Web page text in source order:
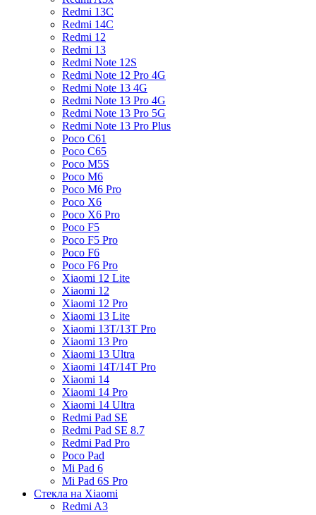
Redmi 13C
Redmi 14C
Redmi 12
Redmi 13
Redmi Note 12S
Redmi Note 12 Pro 4G
Redmi Note 13 4G
Redmi Note 13 Pro 4G
Redmi Note 13 Pro 5G
Redmi Note 13 Pro Plus
Poco C61
Poco C65
Poco M5S
Poco M6
Poco M6 Pro
Poco X6
Poco X6 Pro
Poco F5
Poco F5 Pro
Poco F6
Poco F6 Pro
Xiaomi 12 Lite
Xiaomi 12
Xiaomi 12 Pro
Xiaomi 13 Lite
Xiaomi 13T/13T Pro
Xiaomi 13 Pro
Xiaomi 13 Ultra
Xiaomi 14T/14T Pro
Xiaomi 14
Xiaomi 14 Pro
Xiaomi 14 Ultra
Redmi Pad SE
Redmi Pad SE 8.7
Redmi Pad Pro
Poco Pad
Mi Pad 6
Mi Pad 6S Pro
Стекла на Xiaomi
Redmi A3